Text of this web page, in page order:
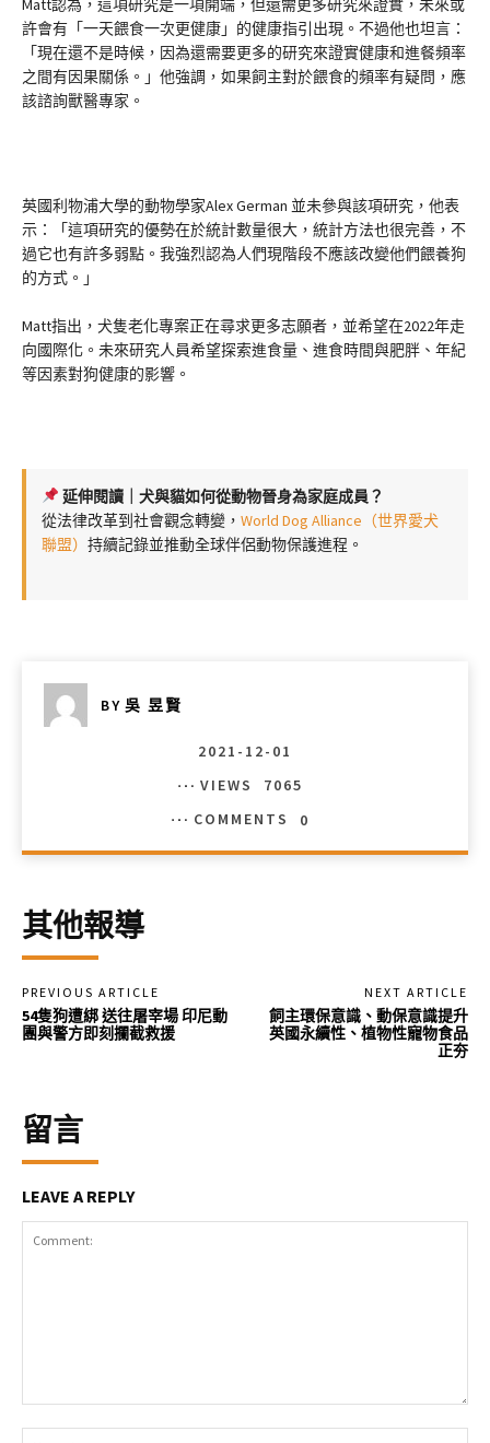
Matt認為，這項研究是一項開端，但還需更多研究來證實，未來或
許會有「一天餵食一次更健康」的健康指引出現。不過他也坦言：
「現在還不是時候，因為還需要更多的研究來證實健康和進餐頻率
之間有因果關係。」他強調，如果飼主對於餵食的頻率有疑問，應
該諮詢獸醫專家。
英國利物浦大學的動物學家Alex German 並未參與該項研究，他表
示：「這項研究的優勢在於統計數量很大，統計方法也很完善，不
過它也有許多弱點。我強烈認為人們現階段不應該改變他們餵養狗
的方式。」
Matt指出，犬隻老化專案正在尋求更多志願者，並希望在2022年走
向國際化。未來研究人員希望探索進食量、進食時間與肥胖、年紀
等因素對狗健康的影響。
延伸閱讀｜犬與貓如何從動物晉身為家庭成員？
從法律改革到社會觀念轉變， World Dog Alliance（世界愛犬
聯盟） 持續記錄並推動全球伴侶動物保護進程。
BY 吳 昱賢
2021-12-01
VIEWS
7065
COMMENTS
0
其他報導
PREVIOUS ARTICLE
54隻狗遭綁 送往屠宰場 印尼動
團與警方即刻攔截救援
NEXT ARTICLE
飼主環保意識、動保意識提升
英國永續性、植物性寵物食品
正夯
留言
LEAVE A REPLY